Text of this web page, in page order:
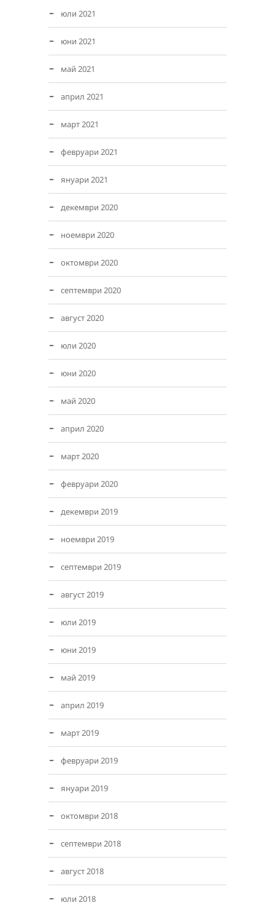
юли 2021
юни 2021
май 2021
април 2021
март 2021
февруари 2021
януари 2021
декември 2020
ноември 2020
октомври 2020
септември 2020
август 2020
юли 2020
юни 2020
май 2020
април 2020
март 2020
февруари 2020
декември 2019
ноември 2019
септември 2019
август 2019
юли 2019
юни 2019
май 2019
април 2019
март 2019
февруари 2019
януари 2019
октомври 2018
септември 2018
август 2018
юли 2018